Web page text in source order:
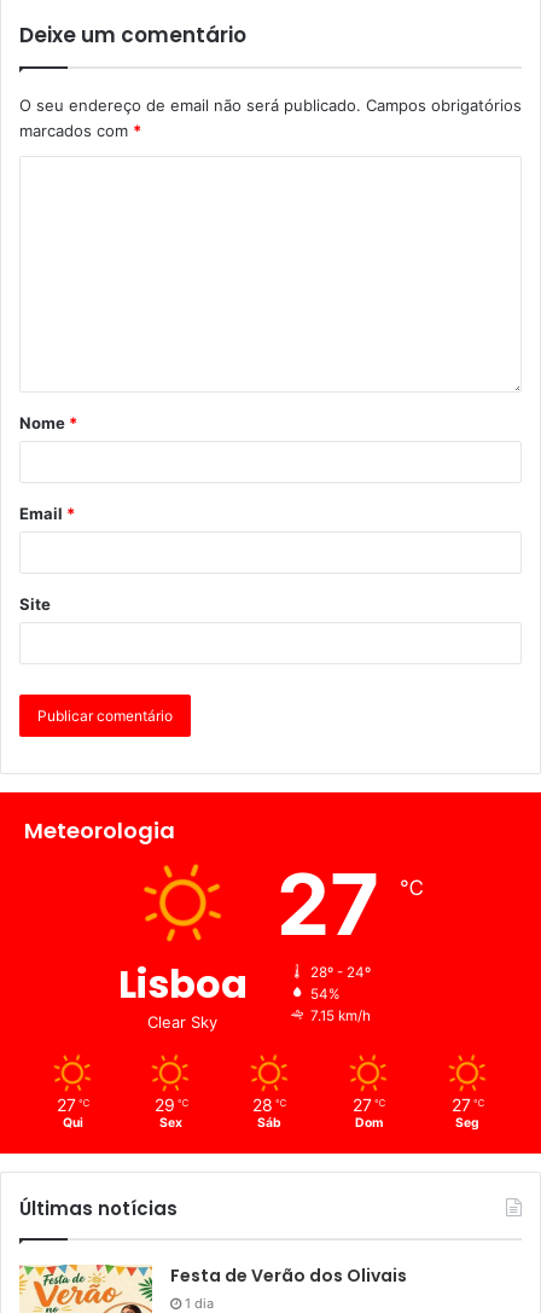
Deixe um comentário
O seu endereço de email não será publicado. Campos obrigatórios
marcados com *
Nome *
Email *
Site
Meteorologia
Lisboa
Clear Sky
27 ℃
28º - 24º
54%
7.15 km/h
27 ℃
Qui
29 ℃
Sex
28 ℃
Sáb
27 ℃
Dom
27 ℃
Seg
Últimas notícias
Festa de Verão dos Olivais
1 dia